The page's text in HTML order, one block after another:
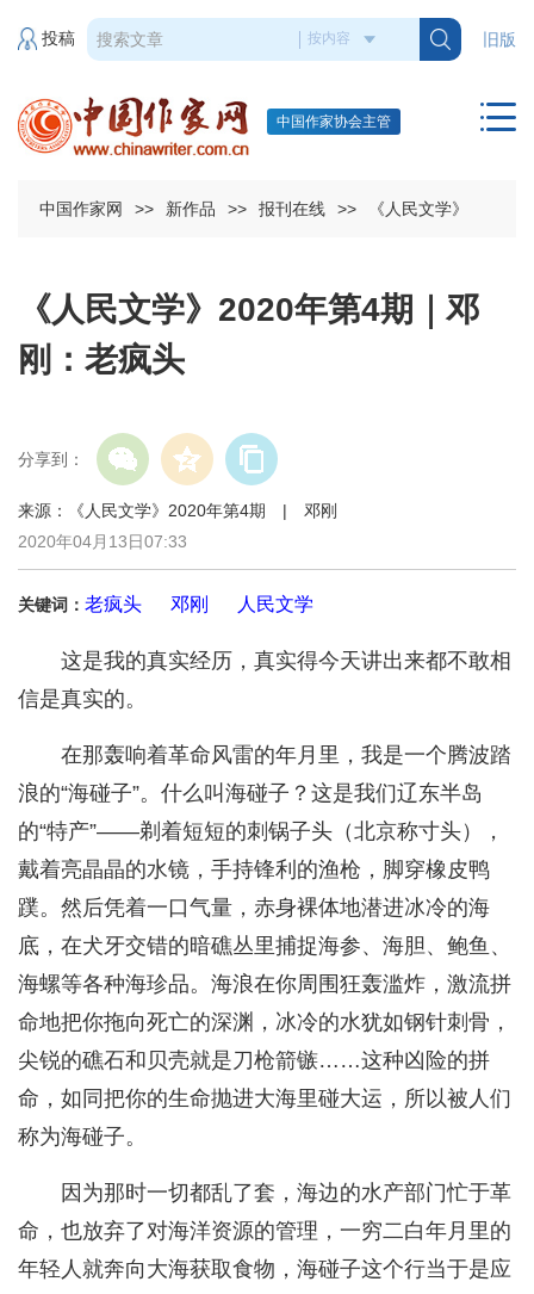
旧版
投稿
中国作家协会主管
中国作家网 >> 新作品 >> 报刊在线 >> 《人民文学》
《人民文学》2020年第4期｜邓
刚：老疯头
分享到：
来源：《人民文学》2020年第4期 | 邓刚
2020年04月13日07:33
关键词： 老疯头 邓刚 人民文学
这是我的真实经历，真实得今天讲出来都不敢相
信是真实的。
在那轰响着革命风雷的年月里，我是一个腾波踏
浪的“海碰子”。什么叫海碰子？这是我们辽东半岛
的“特产”——剃着短短的刺锅子头（北京称寸头），
戴着亮晶晶的水镜，手持锋利的渔枪，脚穿橡皮鸭
蹼。然后凭着一口气量，赤身裸体地潜进冰冷的海
底，在犬牙交错的暗礁丛里捕捉海参、海胆、鲍鱼、
海螺等各种海珍品。海浪在你周围狂轰滥炸，激流拼
命地把你拖向死亡的深渊，冰冷的水犹如钢针刺骨，
尖锐的礁石和贝壳就是刀枪箭镞……这种凶险的拼
命，如同把你的生命抛进大海里碰大运，所以被人们
称为海碰子。
因为那时一切都乱了套，海边的水产部门忙于革
命，也放弃了对海洋资源的管理，一穷二白年月里的
年轻人就奔向大海获取食物，海碰子这个行当于是应